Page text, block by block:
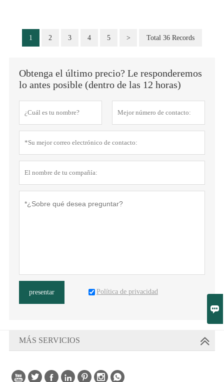

1 2 3 4 5 > Total 36 Records
Obtenga el último precio? Le responderemos
lo antes posible (dentro de las 12 horas)
presentar Política de privacidad
MÁS SERVICIOS
      